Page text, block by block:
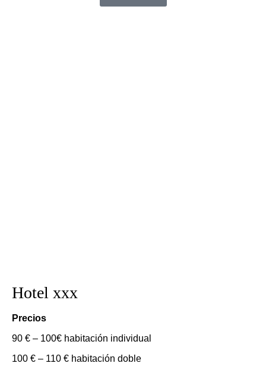
Hotel xxx
Precios
90 € – 100€ habitación individual
100 € – 110 € habitación doble